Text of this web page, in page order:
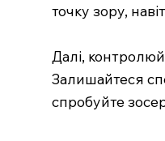
точку зору,
Далі,
Залишайтеся
спробуйте